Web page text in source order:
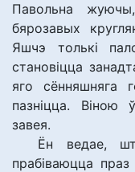
Павольна
бярозавых
Яшчэ толькі
становіцца
яго сённяшняга
пазніцца. Віною
завея.
Ён ведае,
прабіваюцца